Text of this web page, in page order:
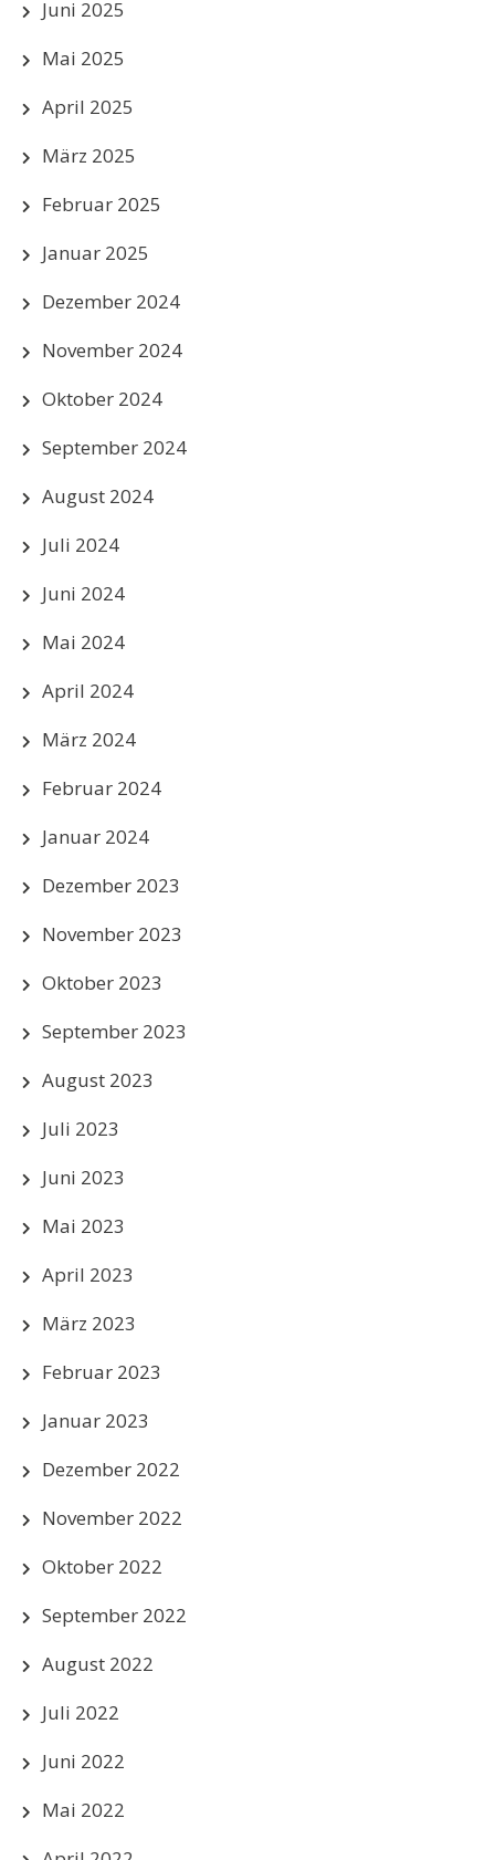
Juni 2025
Mai 2025
April 2025
März 2025
Februar 2025
Januar 2025
Dezember 2024
November 2024
Oktober 2024
September 2024
August 2024
Juli 2024
Juni 2024
Mai 2024
April 2024
März 2024
Februar 2024
Januar 2024
Dezember 2023
November 2023
Oktober 2023
September 2023
August 2023
Juli 2023
Juni 2023
Mai 2023
April 2023
März 2023
Februar 2023
Januar 2023
Dezember 2022
November 2022
Oktober 2022
September 2022
August 2022
Juli 2022
Juni 2022
Mai 2022